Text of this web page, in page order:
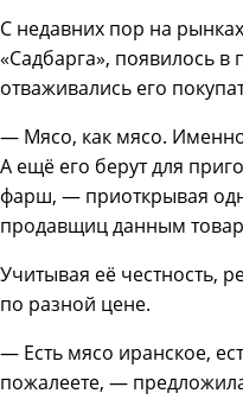
С недавних пор на
«Садбарга», появилось
отваживались его
— Мясо, как мясо. Именно
А ещё его берут для
фарш, — приоткрывая
продавщиц данным
Учитывая её честность,
по разной цене.
— Есть мясо иранское,
пожалеете, —